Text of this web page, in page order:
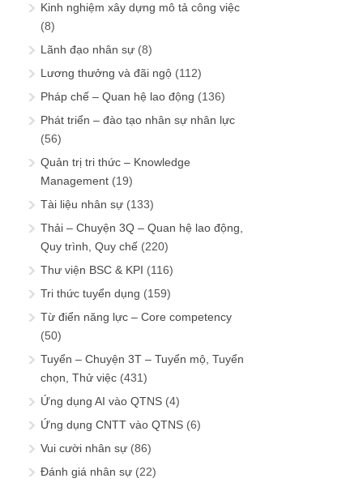
Kinh nghiệm xây dựng mô tả công việc
(8)
Lãnh đạo nhân sự (8)
Lương thưởng và đãi ngộ (112)
Pháp chế – Quan hệ lao động (136)
Phát triển – đào tạo nhân sự nhân lực
(56)
Quản trị tri thức – Knowledge
Management (19)
Tài liệu nhân sự (133)
Thải – Chuyện 3Q – Quan hệ lao động,
Quy trình, Quy chế (220)
Thư viện BSC & KPI (116)
Tri thức tuyển dụng (159)
Từ điển năng lực – Core competency
(50)
Tuyển – Chuyện 3T – Tuyển mộ, Tuyển
chọn, Thử việc (431)
Ứng dụng AI vào QTNS (4)
Ứng dụng CNTT vào QTNS (6)
Vui cười nhân sự (86)
Đánh giá nhân sự (22)